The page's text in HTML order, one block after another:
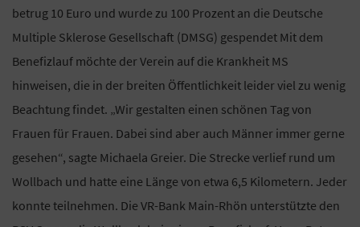
betrug 10 Euro und wurde zu 100 Prozent an die Deutsche
Multiple Sklerose Gesellschaft (DMSG) gespendet Mit dem
Benefizlauf möchte der Verein auf die Krankheit MS
hinweisen, die in der breiten Öffentlichkeit leider viel zu wenig
Beachtung findet. „Wir gestalten einen schönen Tag von
Frauen für Frauen. Dabei sind aber auch Männer immer gerne
gesehen“, sagte Michaela Greier. Die Strecke verlief rund um
Wollbach und hatte eine Länge von etwa 6,5 Kilometern. Jeder
konnte teilnehmen. Die VR-Bank Main-Rhön unterstützte den